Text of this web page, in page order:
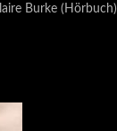
Burke (Hörbuch)